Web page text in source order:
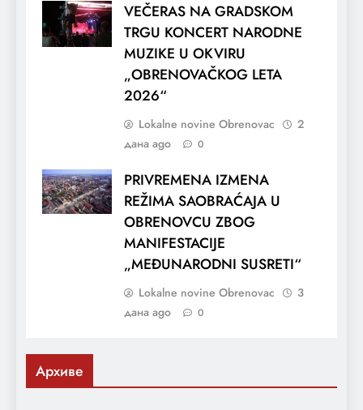
VEČERAS NA GRADSKOM
TRGU KONCERT NARODNE
MUZIKE U OKVIRU
„OBRENOVAČKOG LETA
2026“
Lokalne novine Obrenovac
2
дана ago
0
PRIVREMENA IZMENA
REŽIMA SAOBRAĆAJA U
OBRENOVCU ZBOG
MANIFESTACIJE
„MEĐUNARODNI SUSRETI“
Lokalne novine Obrenovac
3
дана ago
0
Архиве